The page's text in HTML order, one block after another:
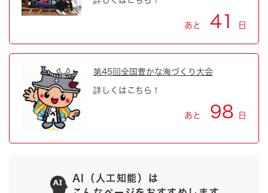
あと 41 日
第45回全国豊かな海づくり大会
詳しくはこちら！
あと 98 日
AI（人工知能）は